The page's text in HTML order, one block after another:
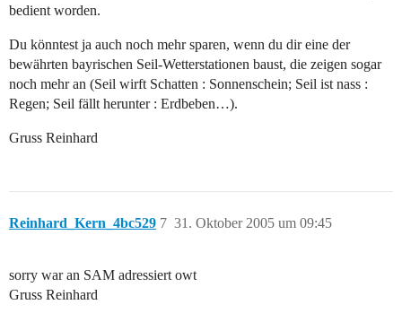
bedient worden.
Du könntest ja auch noch mehr sparen, wenn du dir eine der
bewährten bayrischen Seil-Wetterstationen baust, die zeigen sogar
noch mehr an (Seil wirft Schatten : Sonnenschein; Seil ist nass :
Regen; Seil fällt herunter : Erdbeben…).
Gruss Reinhard
Reinhard_Kern_4bc529 31. Oktober 2005 um 09:45
7
sorry war an SAM adressiert owt
Gruss Reinhard